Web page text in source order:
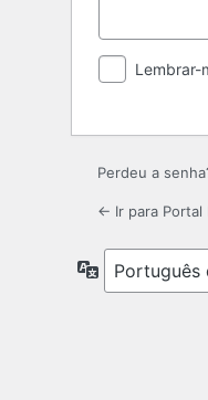
Lembrar-
Perdeu a
← Ir para Portal
Idioma